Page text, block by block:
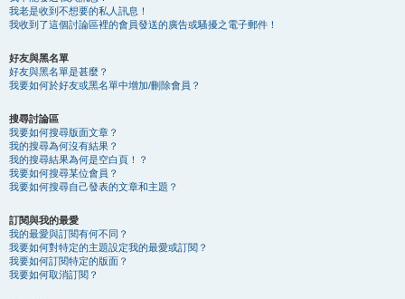
我老是收到不想要的私人訊息！
我收到了這個討論區裡的會員發送的廣告或騷擾之電子郵件！
好友與黑名單
好友與黑名單是甚麼？
我要如何於好友或黑名單中增加/刪除會員？
搜尋討論區
我要如何搜尋版面文章？
我的搜尋為何沒有結果？
我的搜尋結果為何是空白頁！？
我要如何搜尋某位會員？
我要如何搜尋自己發表的文章和主題？
訂閱與我的最愛
我的最愛與訂閱有何不同？
我要如何對特定的主題設定我的最愛或訂閱？
我要如何訂閱特定的版面？
我要如何取消訂閱？